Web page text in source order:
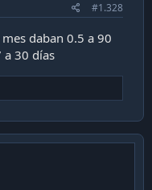
#1.328
daban 0.5 a 90
a 30 días